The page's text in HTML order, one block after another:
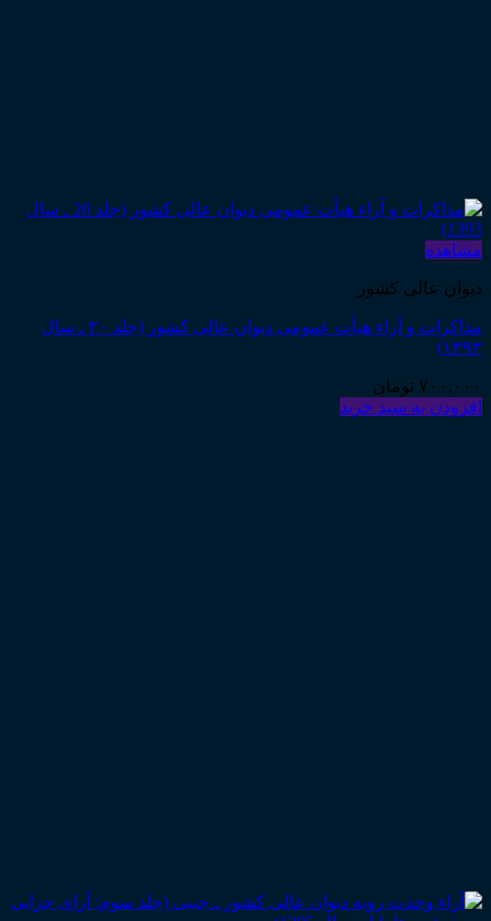
مشاهده
دیوان عالی کشور
مذاکرات و آراء هیأت عمومی دیوان عالی کشور (جلد ۲۰ ـ سال
۱۳۹۳)
۷۰۰,۰۰۰ تومان
افزودن به سبد خرید